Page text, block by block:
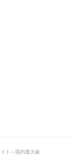
ト～国内最大級